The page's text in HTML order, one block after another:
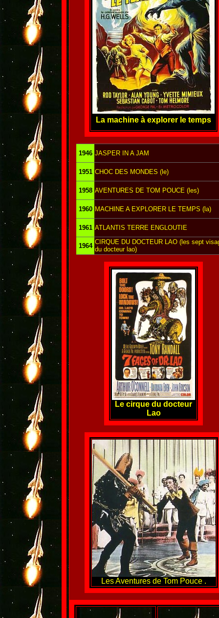
La machine à explorer le temps
1946 JASPER IN A JAM
1951 CHOC DES MONDES (le)
1958 AVENTURES DE TOM POUCE (les)
1960 MACHINE A EXPLORER LE TEMPS (la)
1961 ATLANTIS TERRE ENGLOUTIE
1964
CIRQUE DU DOCTEUR LAO (les sept
du docteur lao)
Le cirque du docteur
Lao
Les Aventures de Tom Pouce .